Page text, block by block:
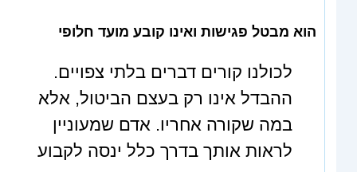
הוא מבטל פגישות ואינו קובע מועד חלופי
לכולנו קורים דברים בלתי צפויים.
ההבדל אינו רק בעצם הביטול, אלא
במה שקורה אחריו. אדם שמעוניין
לראות אותך בדרך כלל ינסה לקבוע